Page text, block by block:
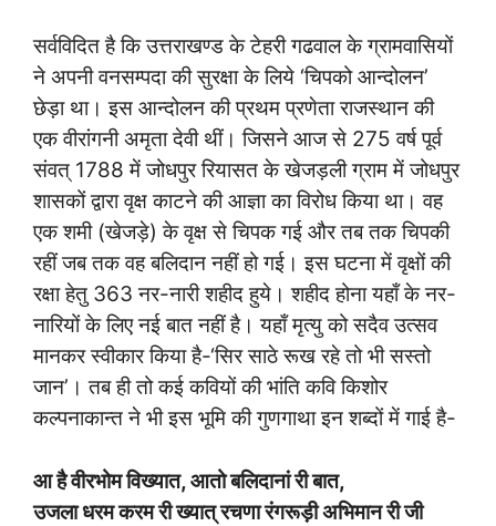
सर्वविदित है कि उत्तराखण्ड के टेहरी गढवाल के ग्रामवासियों
ने अपनी वनसम्पदा की सुरक्षा के लिये ‘चिपको आन्दोलन’
छेड़ा था। इस आन्दोलन की प्रथम प्रणेता राजस्थान की
एक वीरांगनी अमृता देवी थीं। जिसने आज से 275 वर्ष पूर्व
संवत् 1788 में जोधपुर रियासत के खेजड़ली ग्राम में जोधपुर
शासकों द्वारा वृक्ष काटने की आज्ञा का विरोध किया था। वह
एक शमी (खेजड़े) के वृक्ष से चिपक गई और तब तक चिपकी
रहीं जब तक वह बलिदान नहीं हो गई। इस घटना में वृक्षों की
रक्षा हेतु 363 नर-नारी शहीद हुये। शहीद होना यहाँ के नर-
नारियों के लिए नई बात नहीं है। यहाँ मृत्यु को सदैव उत्सव
मानकर स्वीकार किया है-‘सिर साठे रूख रहे तो भी सस्तो
जान’। तब ही तो कई कवियों की भांति कवि किशोर
कल्पनाकान्त ने भी इस भूमि की गुणगाथा इन शब्दों में गाई है-
आ है वीरभोम विख्यात, आतो बलिदानां री बात,
उजला धरम करम री ख्यात् रचणा रंगरूड़ी अभिमान री जी